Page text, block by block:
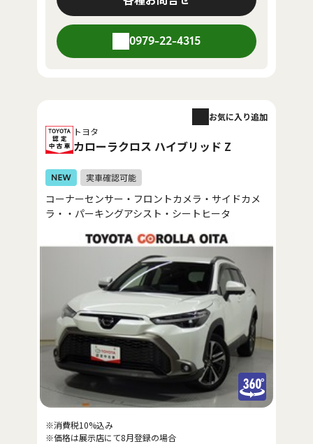
0979-22-4315
トヨタ
カローラクロス ハイブリッド Z
お気に入り追加
コーナーセンサー・フロントカメラ・サイドカメ
ラ・・パーキングアシスト・シートヒータ
※消費税10%込み
※価格は展示店にて8月登録の場合